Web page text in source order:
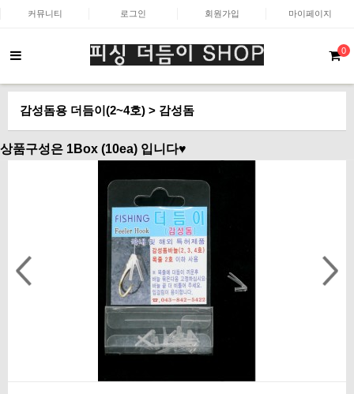
커뮤니티 로그인 회원가입 마이페이지
0
감성돔용 더듬이(2~4호) > 감성돔
상품구성은 1Box (10ea) 입니다♥